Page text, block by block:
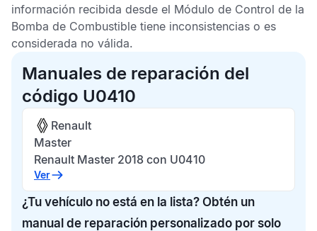
información recibida desde el Módulo de Control de la
Bomba de Combustible tiene inconsistencias o es
considerada no válida.
Manuales de reparación del
código U0410
Renault
Master
Renault Master 2018 con U0410
Ver
¿Tu vehículo no está en la lista? Obtén un
manual de reparación personalizado por solo